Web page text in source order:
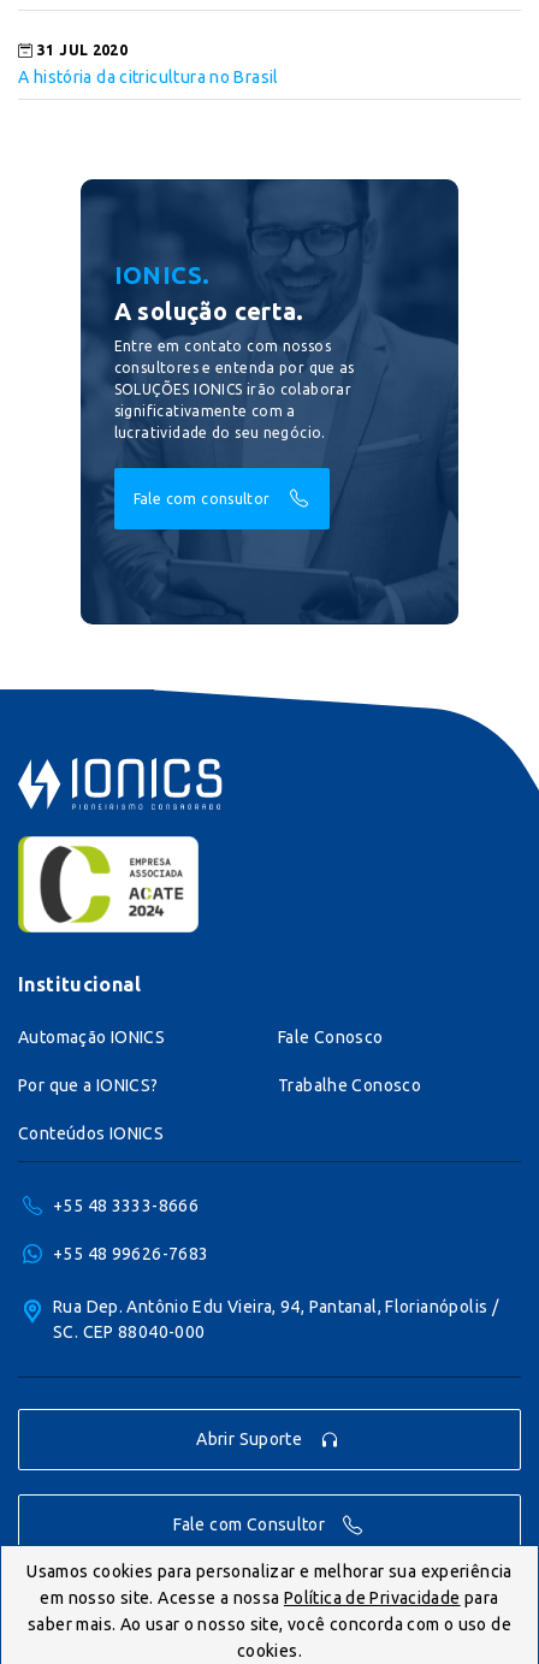
31 JUL 2020
A história da citricultura no Brasil
IONICS.
A solução certa.
Entre em contato com nossos
consultores e entenda por que as
SOLUÇÕES IONICS irão colaborar
significativamente com a
lucratividade do seu negócio.
Fale com consultor
Institucional
Automação IONICS
Por que a IONICS?
Conteúdos IONICS
Fale Conosco
Trabalhe Conosco
+55 48 3333-8666
+55 48 99626-7683
Rua Dep. Antônio Edu Vieira, 94, Pantanal, Florianópolis /
SC. CEP 88040-000
Abrir Suporte
Fale com Consultor
© IONICS 2026 - Todos os direitos reservados.
Politica de Privacidade
Usamos cookies para personalizar e melhorar sua experiência
em nosso site. Acesse a nossa Política de Privacidade para
saber mais. Ao usar o nosso site, você concorda com o uso de
cookies.